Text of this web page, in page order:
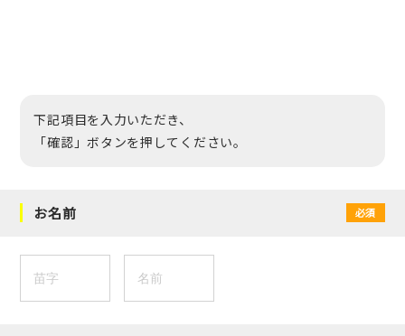
下記項目を入力いただき、
「確認」ボタンを押してください。
お名前 必須